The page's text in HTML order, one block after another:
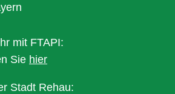
mit FTAPI:
Sie hier
Stadt Rehau: